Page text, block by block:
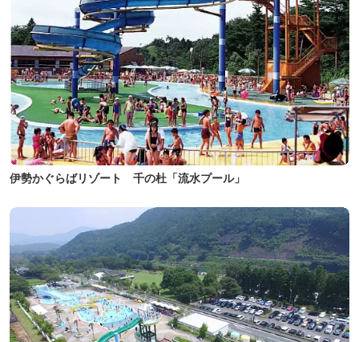
伊勢かぐらばリゾート 千の杜「流水プール」